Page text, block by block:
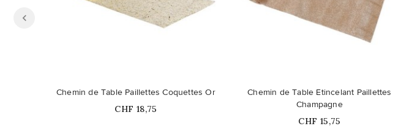
Chemin de Table Paillettes Coquettes Or
Prix
CHF 18,75
Chemin de Table Etincelant Paillettes
Champagne
Prix
CHF 15,75